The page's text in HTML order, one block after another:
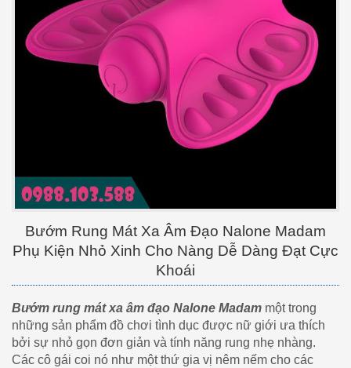
Bướm Rung Mát Xa Âm Đạo Nalone Madam
Phụ Kiện Nhỏ Xinh Cho Nàng Dễ Dàng Đạt Cực
Khoái
Bướm rung mát xa âm đạo Nalone Madam một trong
những sản phẩm đồ chơi tình dục được nữ giới ưa thích
bởi sự nhỏ gọn đơn giản và tính năng rung nhẹ nhàng.
Các cô gái coi nó như một thứ gia vị nêm nếm cho các